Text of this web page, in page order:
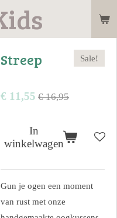
Streep Sale!
€ 11,55 € 16,95
In
winkelwagen
Gun je ogen een moment
van rust met onze